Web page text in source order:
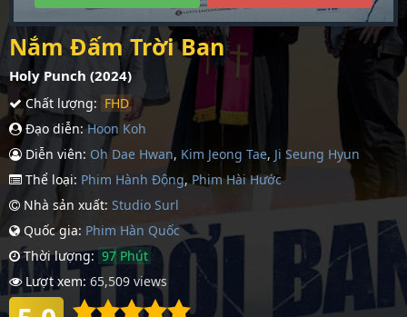
Nắm Đấm Trời Ban
Holy Punch (2024)
Chất lượng: FHD
Đạo diễn: Hoon Koh
Diễn viên: Oh Dae Hwan, Kim Jeong Tae, Ji Seung Hyun
Thể loại: Phim Hành Động,Phim Hài Hước
Nhà sản xuất: Studio Surl
Quốc gia: Phim Hàn Quốc
Thời lượng: 97 Phút
Lượt xem: 65,509 views